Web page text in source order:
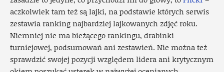
aczkolwiek tam też są lajki, na podstawie których serwis
zestawia ranking najbardziej lajkowanych zdjęć roku.
Niemniej nie ma bieżącego rankingu, drabinki
turniejowej, podsumowań ani zestawień. Nie można też
sprawdzić swojej pozycji względem lidera ani krytycznym